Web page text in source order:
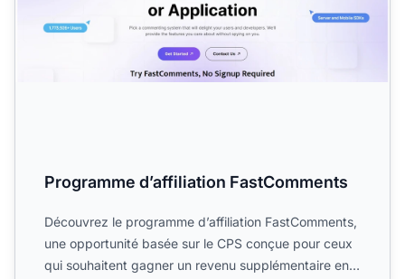
Programme d’affiliation FastComments
Découvrez le programme d’affiliation FastComments,
une opportunité basée sur le CPS conçue pour ceux
qui souhaitent gagner un revenu supplémentaire en